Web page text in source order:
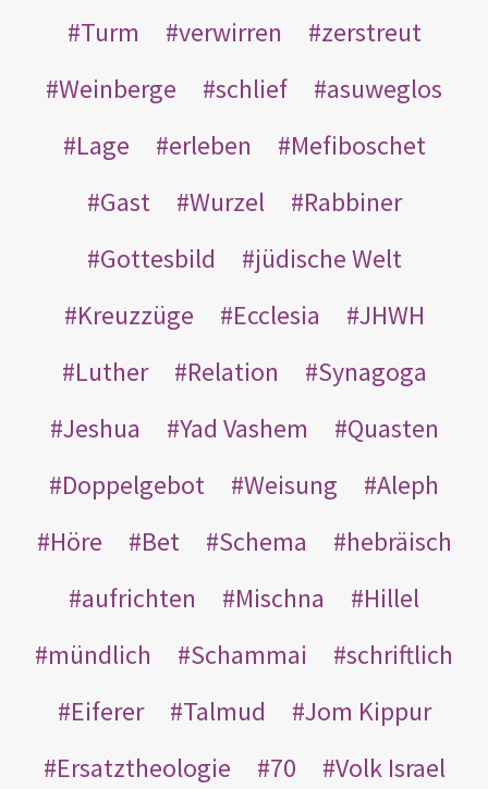
Turm
verwirren
zerstreut
Weinberge
schlief
asuweglos
Lage
erleben
Mefiboschet
Gast
Wurzel
Rabbiner
Gottesbild
jüdische Welt
Kreuzzüge
Ecclesia
JHWH
Luther
Relation
Synagoga
Jeshua
Yad Vashem
Quasten
Doppelgebot
Weisung
Aleph
Höre
Bet Schema
hebräisch
aufrichten
Mischna
Hillel
mündlich
Schammai
schriftlich
Eiferer
Talmud
Jom Kippur
Ersatztheologie
70 Volk Israel